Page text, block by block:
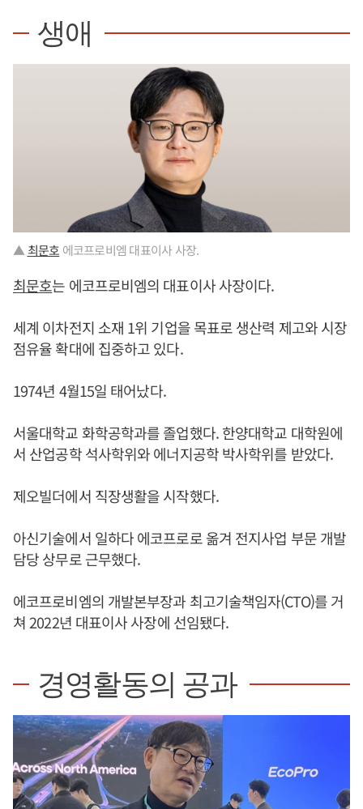
생애
▲ 최문호 에코프로비엠 대표이사 사장.
최문호는 에코프로비엠의 대표이사 사장이다.
세계 이차전지 소재 1위 기업을 목표로 생산력 제고와 시장
점유율 확대에 집중하고 있다.
1974년 4월15일 태어났다.
서울대학교 화학공학과를 졸업했다. 한양대학교 대학원에
서 산업공학 석사학위와 에너지공학 박사학위를 받았다.
제오빌더에서 직장생활을 시작했다.
아신기술에서 일하다 에코프로로 옮겨 전지사업 부문 개발
담당 상무로 근무했다.
에코프로비엠의 개발본부장과 최고기술책임자(CTO)를 거
쳐 2022년 대표이사 사장에 선임됐다.
경영활동의 공과